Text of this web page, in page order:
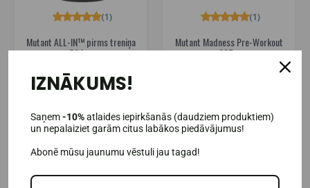
Mutant ALL-IN™ pirms treniņa
504 g.
(1)
38,95€
IELIKT GROZĀ
Mutant Madness Pre-Workout
225 g
(1)
IELIKT GROZĀ
IZNĀKUMS!
Saņem-10%atlaides iepirkšanās (daudziem produktiem)
un nepalaiziet garām citus labākos piedāvājumus!
Abonē mūsu jaunumu vēstuli jau tagad!